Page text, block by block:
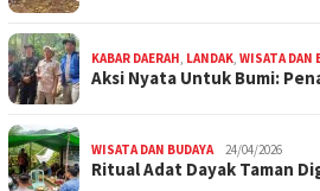
KABAR DAERAH, LANDAK, WISATA DAN
Aksi Nyata Untuk Bumi:
WISATA DAN BUDAYA 24/04/2026
Ritual Adat Dayak Taman